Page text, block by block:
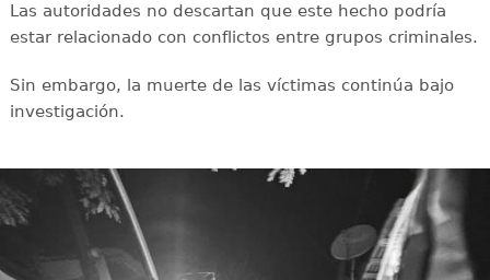
Las autoridades no descartan que este hecho podría
estar relacionado con conflictos entre grupos criminales.
Sin embargo, la muerte de las víctimas continúa bajo
investigación.